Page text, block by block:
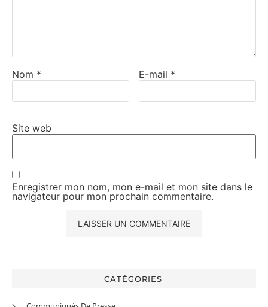
Nom * E-mail *
Site web
Enregistrer mon nom, mon e-mail et mon site dans le
navigateur pour mon prochain commentaire.
CATÉGORIES